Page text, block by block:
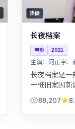
热播
长夜档案
电影 2021
主演：河正宇、
长夜档案是一
一桩旧案因
弈，群像刻
88,207